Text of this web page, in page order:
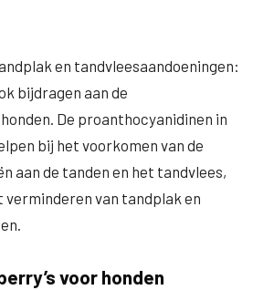
en tandvleesaandoeningen:
bijdragen aan de
De proanthocyanidinen in
bij het voorkomen van de
aan de tanden en het tandvlees,
verminderen van tandplak en
voor honden